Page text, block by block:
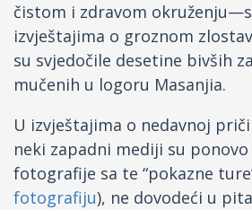
čistom i zdravom
izvještajima o groznom
su svjedočile desetine bivših
mučenih u logoru Masanjia.
U izvještajima o nedavnoj
neki zapadni mediji su
fotografije sa te “pokazne
fotografiju), ne dovodeći u